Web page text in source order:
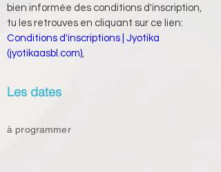
bien informée des conditions d'inscription,
tu les retrouves en cliquant sur ce lien:
Conditions d'inscriptions | Jyotika
(jyotikaasbl.com),
Les dates
à programmer